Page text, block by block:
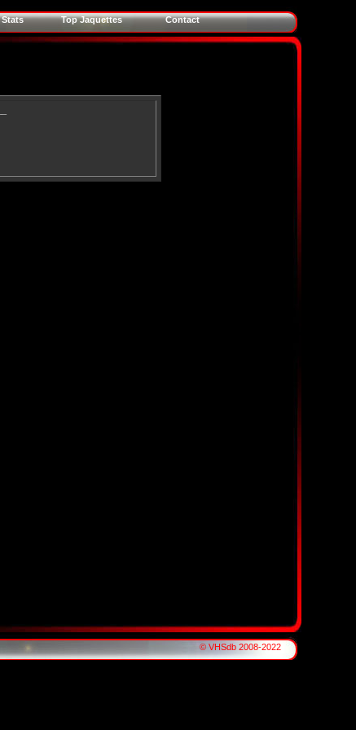
Stats Top Jaquettes Contact
© VHSdb 2008-2022